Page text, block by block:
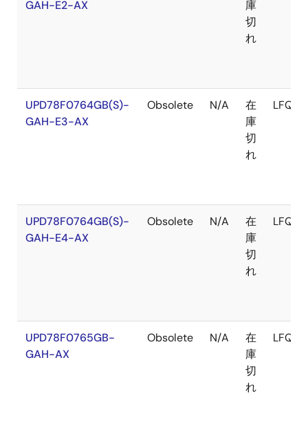
GAH-E2-AX
庫
切
れ
UPD78F0764GB(S)-
GAH-E3-AX
Obsolete N/A
在
庫
切
れ
LFQFP
UPD78F0764GB(S)-
GAH-E4-AX
Obsolete N/A
在
庫
切
れ
LFQFP
UPD78F0765GB-
GAH-AX
Obsolete N/A
在
庫
切
れ
LFQFP